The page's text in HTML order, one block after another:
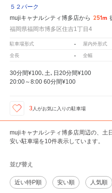
５２パーク
mujiキャナルシティ博多店から 251m
福岡県福岡市博多区住吉1丁目4
駐車場形式 - 屋内外形式
全長 - 全幅
30分間¥100､土､日20分間¥100
20:00～8:00 60分間¥100
3 人がお気に入りの駐車場
mujiキャナルシティ博多店周辺の、土
安い駐車場を10件表示しています。
並び替え
近い特P順 安い順 人気順